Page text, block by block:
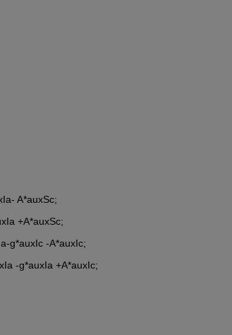
A*auxSc;
+A*auxSc;
g*auxIc -A*auxIc;
-g*auxIa +A*auxIc;